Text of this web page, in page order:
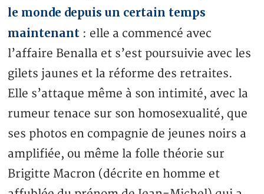
le monde depuis un certain temps
maintenant : elle a commencé avec
l’affaire Benalla et s’est poursuivie avec les
gilets jaunes et la réforme des retraites.
Elle s’attaque même à son intimité, avec la
rumeur tenace sur son homosexualité, que
ses photos en compagnie de jeunes noirs a
amplifiée, ou même la folle théorie sur
Brigitte Macron (décrite en homme et